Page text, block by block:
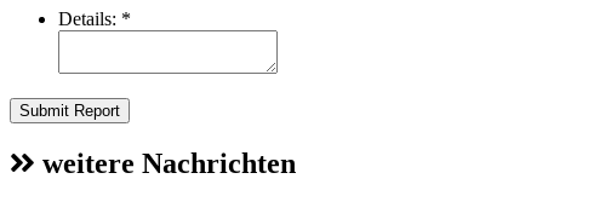
Details: *
Submit Report
weitere Nachrichten